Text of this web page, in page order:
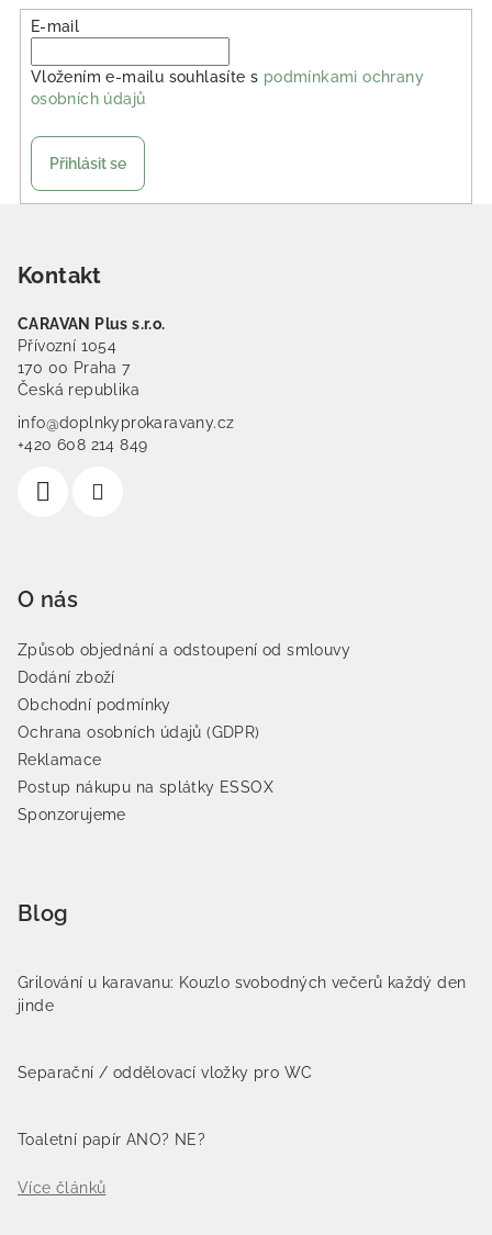
E-mail
Vložením e-mailu souhlasíte s podmínkami ochrany
osobních údajů
Přihlásit se
Kontakt
CARAVAN Plus s.r.o.
Přívozní 1054
170 00 Praha 7
Česká republika
info@doplnkyprokaravany.cz
+420 608 214 849
O nás
Způsob objednání a odstoupení od smlouvy
Dodání zboží
Obchodní podmínky
Ochrana osobních údajů (GDPR)
Reklamace
Postup nákupu na splátky ESSOX
Sponzorujeme
Blog
Grilování u karavanu: Kouzlo svobodných večerů každý den
jinde
Separační / oddělovací vložky pro WC
Toaletní papír ANO? NE?
Více článků